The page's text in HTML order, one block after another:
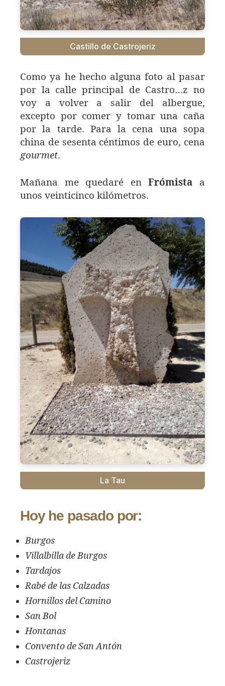
Castillo de Castrojeriz
Como ya he hecho alguna foto al pasar
por la calle principal de Castro…z no
voy a volver a salir del albergue,
excepto por comer y tomar una caña
por la tarde. Para la cena una sopa
china de sesenta céntimos de euro, cena
gourmet.
Mañana me quedaré enFrómista a
unos veinticinco kilómetros.
La Tau
Hoy he pasado por:
Burgos
Villalbilla de Burgos
Tardajos
Rabé de las Calzadas
Hornillos del Camino
San Bol
Hontanas
Convento de San Antón
Castrojeriz